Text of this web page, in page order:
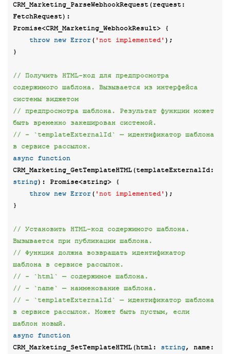
CRM_Marketing_ParseWebhookRequest(request:
FetchRequest
Promise<CRM_Marketing_WebhookResult>
{
throw new Error( 'not implemented' );
}
// Получить HTML-код для предпросмотра
содержимого шаблона. Вызывается из интерфейса
системы виджетом
// предпросмотра шаблона. Результат функции может
быть временно закеширован системой.
// - `templateExternalId` — идентификатор шаблона
в сервисе рассылок.
async function
CRM_Marketing_GetTemplateHTML(
string): Promise<string>
{
throw new Error( 'not implemented' );
}
// Установить HTML-код содержимого шаблона.
Вызывается при публикации шаблона.
// Функция должна возвращать идентификатор
шаблона в сервисе рассылок.
// - `html` — содержимое шаблона.
// - `name` — наименование шаблона.
// - `templateExternalId` — идентификатор шаблона
в сервисе рассылок. Может быть пустым, если
шаблон новый.
async function
CRM_Marketing_SetTemplateHTML(html: string